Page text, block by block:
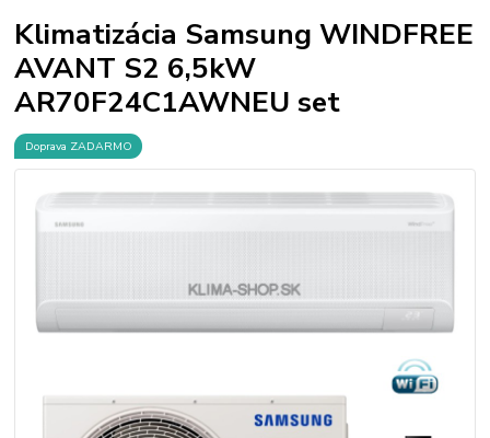
Klimatizácia Samsung WINDFREE
AVANT S2 6,5kW
AR70F24C1AWNEU set
Doprava ZADARMO